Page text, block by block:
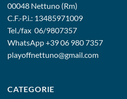
00048 Nettuno (Rm)
C.F.-P.i.: 13485971009
Tel./fax 06/9807357
WhatsApp+39 06 980 7357
playoffnettuno@gmail.com
CATEGORIE